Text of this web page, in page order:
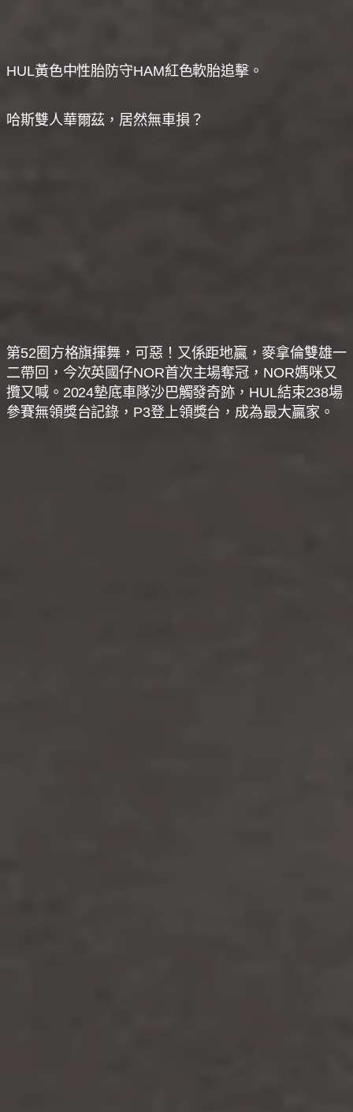
HUL黃色中性胎防守HAM紅色軟胎追擊。
哈斯雙人華爾茲，居然無車損？
第52圈方格旗揮舞，可惡！又係距地贏，麥拿倫雙雄一
二帶回，今次英國仔NOR首次主場奪冠，NOR媽咪又
攬又喊。2024墊底車隊沙巴觸發奇跡，HUL結束238場
參賽無領獎台記錄，P3登上領獎台，成為最大贏家。